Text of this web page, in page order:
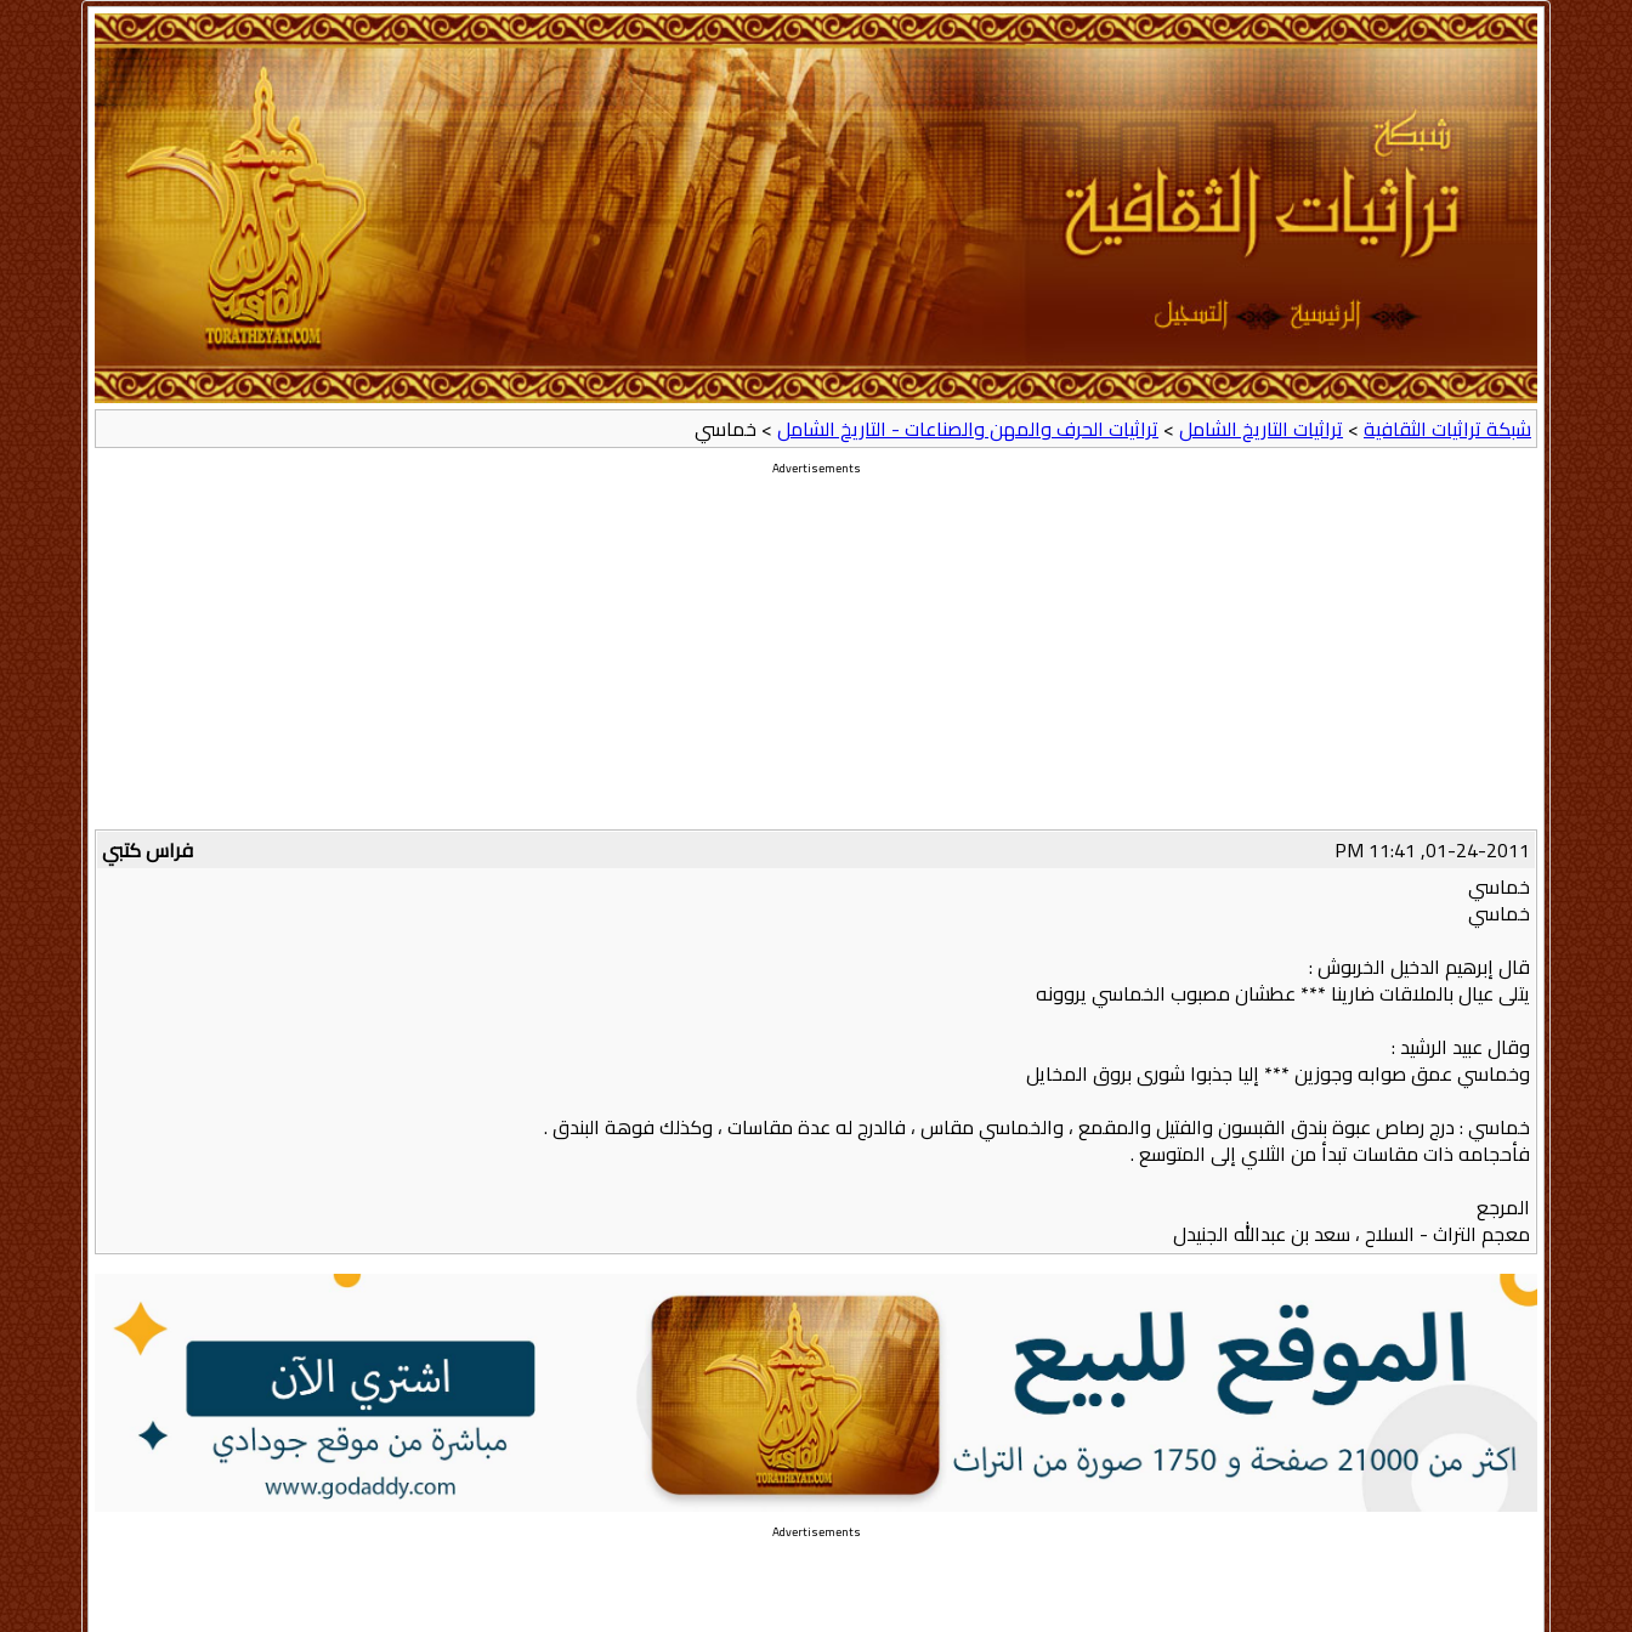
شبكة تراثيات الثقافية>تراثيات التاريخ الشامل>تراثيات الحرف والمهن والصناعات - التاريخ الشامل> خماسي
Advertisements
فراس كتبي
01-24-2011, 11:41 PM
خماسي
خماسي
قال إبرهيم الدخيل الخربوش :
يتلى عيال بالملاقات ضارينا *** عطشان مصبوب الخماسي يروونه
وقال عبيد الرشيد :
وخماسي عمق صوابه وجوزين *** إليا جذبوا شورى بروق المخايل
خماسي : درج رصاص عبوة بندق القبسون والفتيل والمقمع ، والخماسي مقاس ، فالدرج له عدة مقاسات ، وكذلك فوهة البندق .
فأحجامه ذات مقاسات تبدأ من الثلاي إلى المتوسع .
المرجع
معجم التراث - السلاح ، سعد بن عبدالله الجنيدل
Advertisements